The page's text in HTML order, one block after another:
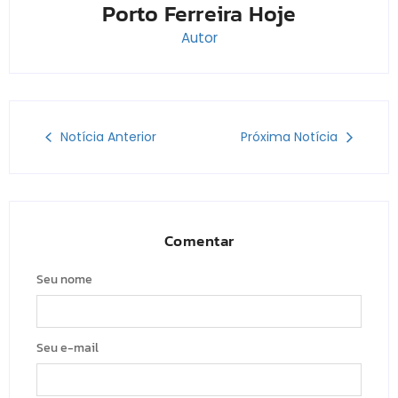
Porto Ferreira Hoje
Autor
Notícia Anterior Próxima Notícia
Comentar
Seu nome
Seu e-mail